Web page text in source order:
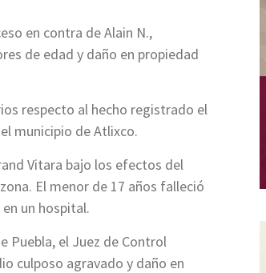
en contra de Alain N.,
de edad y daño en propiedad
respecto al hecho registrado el
municipio de Atlixco.
Vitara bajo los efectos del
El menor de 17 años falleció
un hospital.
Puebla, el Juez de Control
culposo agravado y daño en